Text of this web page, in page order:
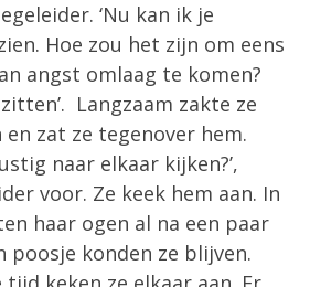
‘Nu kan ik je
Hoe zou het zijn om eens
angst omlaag te komen?
Langzaam zakte ze
zat ze tegenover hem.
naar elkaar kijken?’,
voor. Ze keek hem aan. In
haar ogen al na een paar
poosje konden ze blijven.